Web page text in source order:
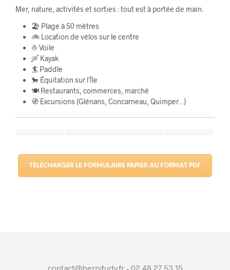
Mer, nature, activités et sorties : tout est à portée de main.
🏖️ Plage à 50 mètres
🚲 Location de vélos sur le centre
⛵ Voile
🛶 Kayak
🏄 Paddle
🐎 Équitation sur l’Île
🍽️ Restaurants, commerces, marché
🧭 Excursions (Glénans, Concarneau, Quimper…)
TÉLÉCHARGER LE FORMULAIRE PAPIER AU FORMAT PDF
contact@berrytudy.fr - 02 48 27 53 15